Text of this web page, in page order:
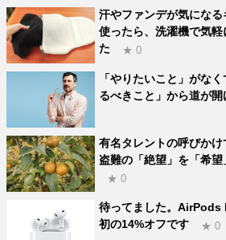
汗やファンデが気にな
使ったら、洗濯機で気
た
★ 0
「やりたいこと」がな
るべきこと」から道が開
有名タレントの呼びか
盗難の「絶望」を「希
★ 0
待ってました。AirPods
初の14%オフです
★ 0